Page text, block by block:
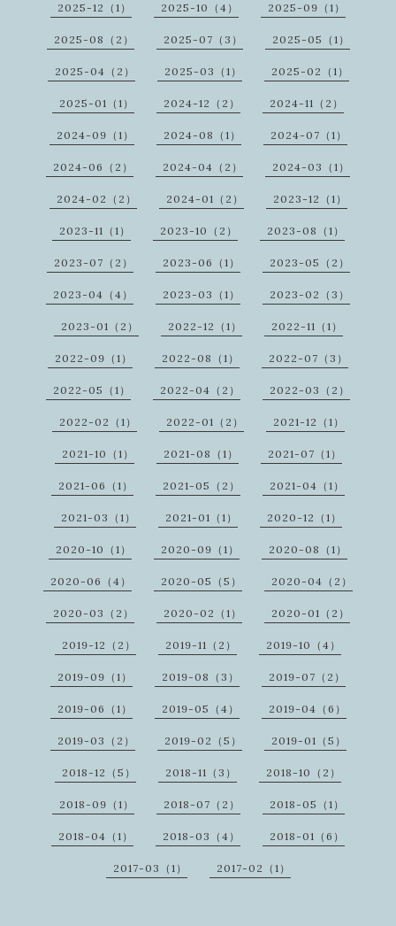
2025-12（1） 2025-10（4） 2025-09（1）
2025-08（2） 2025-07（3） 2025-05（1）
2025-04（2） 2025-03（1） 2025-02（1）
2025-01（1） 2024-12（2） 2024-11（2）
2024-09（1） 2024-08（1） 2024-07（1）
2024-06（2） 2024-04（2） 2024-03（1）
2024-02（2） 2024-01（2） 2023-12（1）
2023-11（1） 2023-10（2） 2023-08（1）
2023-07（2） 2023-06（1） 2023-05（2）
2023-04（4） 2023-03（1） 2023-02（3）
2023-01（2） 2022-12（1） 2022-11（1）
2022-09（1） 2022-08（1） 2022-07（3）
2022-05（1） 2022-04（2） 2022-03（2）
2022-02（1） 2022-01（2） 2021-12（1）
2021-10（1） 2021-08（1） 2021-07（1）
2021-06（1） 2021-05（2） 2021-04（1）
2021-03（1） 2021-01（1） 2020-12（1）
2020-10（1） 2020-09（1） 2020-08（1）
2020-06（4） 2020-05（5） 2020-04（2）
2020-03（2） 2020-02（1） 2020-01（2）
2019-12（2） 2019-11（2） 2019-10（4）
2019-09（1） 2019-08（3） 2019-07（2）
2019-06（1） 2019-05（4） 2019-04（6）
2019-03（2） 2019-02（5） 2019-01（5）
2018-12（5） 2018-11（3） 2018-10（2）
2018-09（1） 2018-07（2） 2018-05（1）
2018-04（1） 2018-03（4） 2018-01（6）
2017-03（1） 2017-02（1）